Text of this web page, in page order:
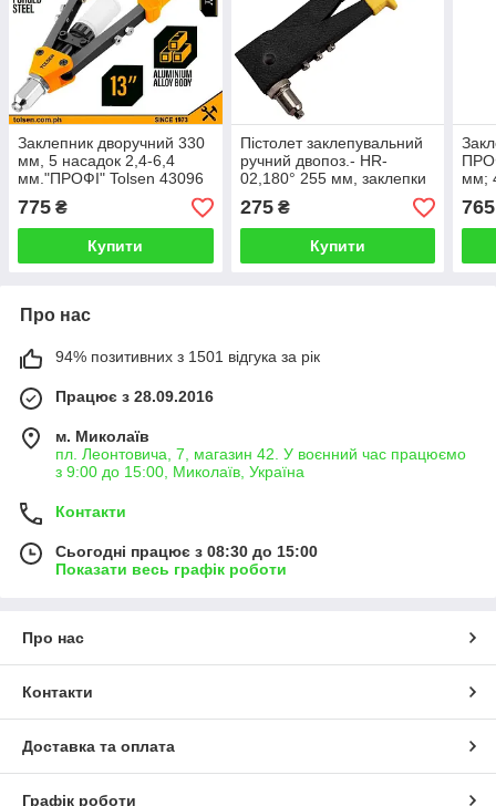
Заклепник дворучний 330
мм, 5 насадок 2,4-6,4
мм."ПРОФІ" Tolsen 43096
775 ₴
Купити
Пістолет заклепувальний
ручний двопоз.- HR-
02,180° 255 мм, заклепки
2.4,3.2, 4.0, 4.8 мм
275₴
Купити
мм;
765
Про нас
94% позитивних з 1501 відгука за рік
Працює з 28.09.2016
м. Миколаїв
пл. Леонтовича, 7, магазин 42. У воєнний час працюємо
з 9:00 до 15:00, Миколаїв, Україна
Контакти
Сьогодні працює з 08:30 до 15:00
Показати весь графік роботи
Про нас
Контакти
Доставка та оплата
Графік роботи